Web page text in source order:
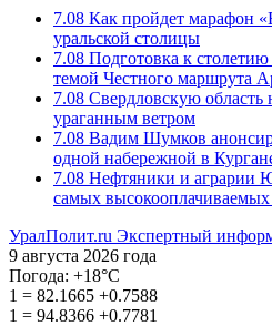
7.08 Как пройдет марафон
уральской столицы
7.08 Подготовка к столетию
темой Честного маршрута
7.08 Свердловскую область
ураганным ветром
7.08 Вадим Шумков
одной набережной в
7.08 Нефтяники и аграрии
самых высокооплачиваемых
УралПолит.ru Экспертный
9 августа 2026 года
Погода: +18°С
1 = 82.1665 +0.7588
1 = 94.8366 +0.7781